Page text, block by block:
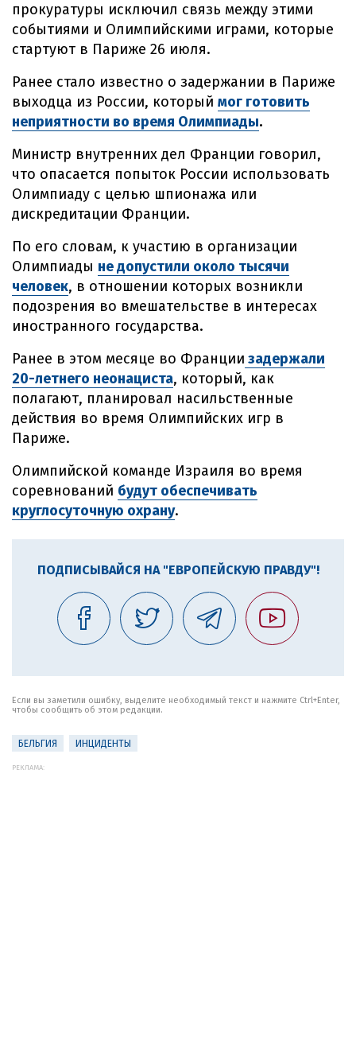
прокуратуры исключил связь между этими
событиями и Олимпийскими играми, которые
стартуют в Париже 26 июля.
Ранее стало известно о задержании в Париже
выходца из России, который мог готовить
неприятности во время Олимпиады.
Министр внутренних дел Франции говорил,
что опасается попыток России использовать
Олимпиаду с целью шпионажа или
дискредитации Франции.
По его словам, к участию в организации
Олимпиады не допустили около тысячи
человек, в отношении которых возникли
подозрения во вмешательстве в интересах
иностранного государства.
Ранее в этом месяце во Франции задержали
20-летнего неонациста, который, как
полагают, планировал насильственные
действия во время Олимпийских игр в
Париже.
Олимпийской команде Израиля во время
соревнований будут обеспечивать
круглосуточную охрану.
ПОДПИСЫВАЙСЯ НА "ЕВРОПЕЙСКУЮ ПРАВДУ"!
Если вы заметили ошибку, выделите необходимый текст и нажмите Ctrl+Enter,
чтобы сообщить об этом редакции.
БЕЛЬГИЯ ИНЦИДЕНТЫ
РЕКЛАМА: